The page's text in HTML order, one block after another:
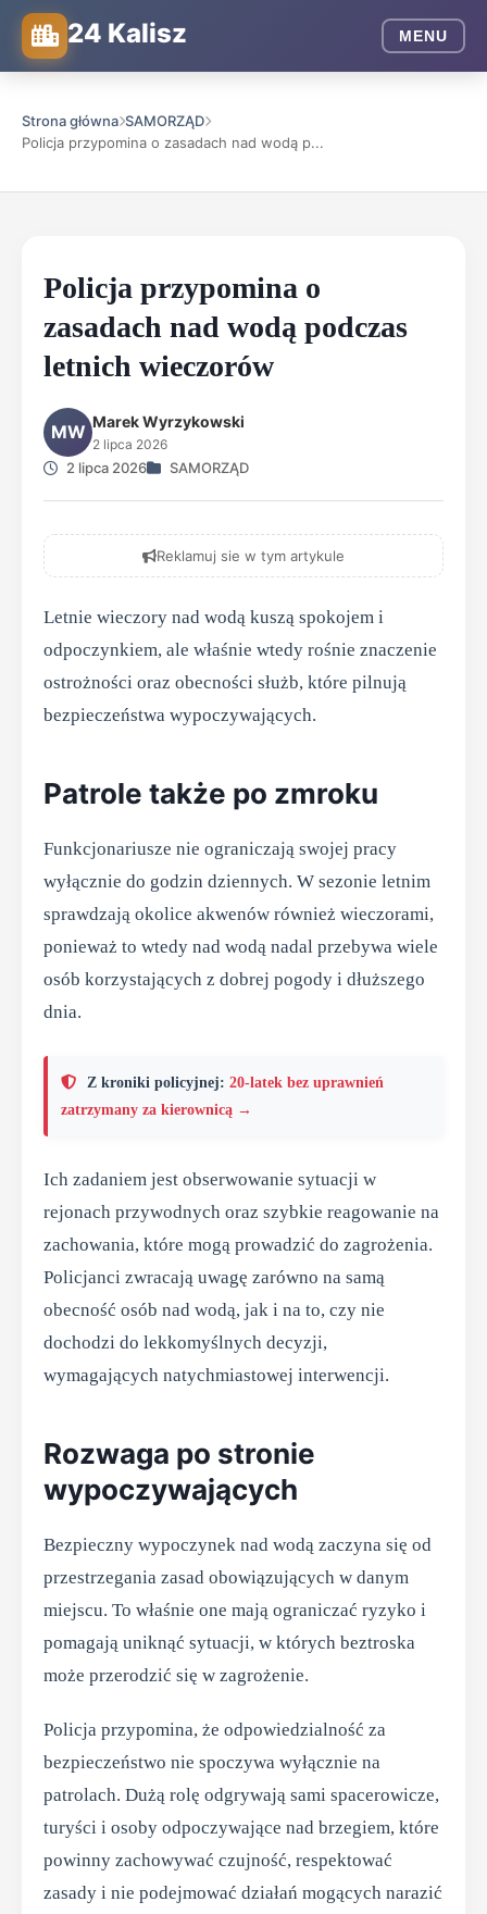
24 Kalisz MENU
Strona główna SAMORZĄD
Policja przypomina o zasadach nad wodą p...
Policja przypomina o
zasadach nad wodą podczas
letnich wieczorów
MW Marek Wyrzykowski
2 lipca 2026
2 lipca 2026 SAMORZĄD
Reklamuj sie w tym artykule
Letnie wieczory nad wodą kuszą spokojem i
odpoczynkiem, ale właśnie wtedy rośnie znaczenie
ostrożności oraz obecności służb, które pilnują
bezpieczeństwa wypoczywających.
Patrole także po zmroku
Funkcjonariusze nie ograniczają swojej pracy
wyłącznie do godzin dziennych. W sezonie letnim
sprawdzają okolice akwenów również wieczorami,
ponieważ to wtedy nad wodą nadal przebywa wiele
osób korzystających z dobrej pogody i dłuższego
dnia.
Z kroniki policyjnej: 20-latek bez uprawnień
zatrzymany za kierownicą →
Ich zadaniem jest obserwowanie sytuacji w
rejonach przywodnych oraz szybkie reagowanie na
zachowania, które mogą prowadzić do zagrożenia.
Policjanci zwracają uwagę zarówno na samą
obecność osób nad wodą, jak i na to, czy nie
dochodzi do lekkomyślnych decyzji,
wymagających natychmiastowej interwencji.
Rozwaga po stronie
wypoczywających
Bezpieczny wypoczynek nad wodą zaczyna się od
przestrzegania zasad obowiązujących w danym
miejscu. To właśnie one mają ograniczać ryzyko i
pomagają uniknąć sytuacji, w których beztroska
może przerodzić się w zagrożenie.
Policja przypomina, że odpowiedzialność za
bezpieczeństwo nie spoczywa wyłącznie na
patrolach. Dużą rolę odgrywają sami spacerowicze,
turyści i osoby odpoczywające nad brzegiem, które
powinny zachowywać czujność, respektować
zasady i nie podejmować działań mogących narazić